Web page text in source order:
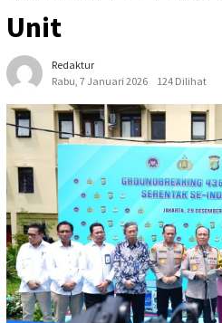
Unit
Redaktur
Rabu, 7 Januari 2026
124 Dilihat